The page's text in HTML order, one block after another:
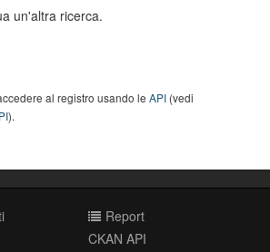
un'altra ricerca.
al registro usando le API (vedi
).
Report
CKAN API